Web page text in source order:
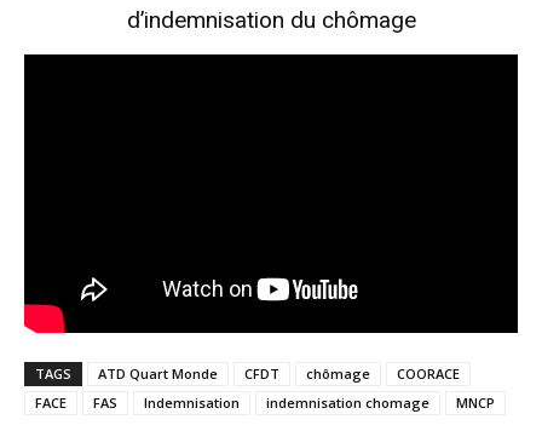
d’indemnisation du chômage
TAGS ATD Quart Monde CFDT chômage
COORACE
FACE
FAS Indemnisation indemnisation chomage MNCP